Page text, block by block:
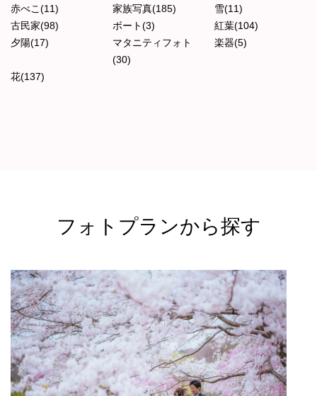
赤べこ(11)
家族写真(185)
雪(11)
古民家(98)
ボート(3)
紅葉(104)
夕陽(17)
マタニティフォト
(30)
楽器(5)
花(137)
フォトプランから探す